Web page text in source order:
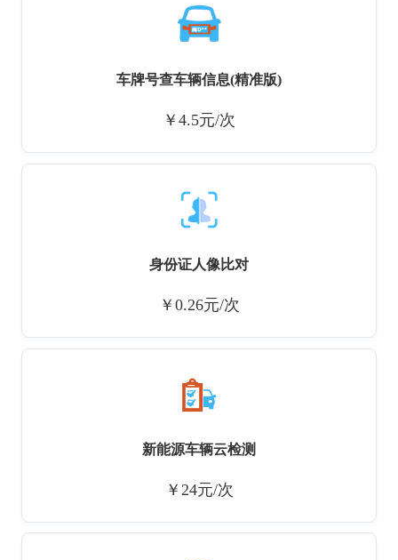
车牌号查车辆信息(精准版)
￥4.5元/次
身份证人像比对
￥0.26元/次
新能源车辆云检测
￥24元/次